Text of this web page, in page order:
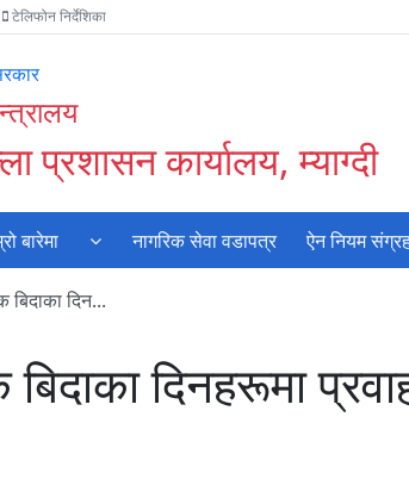
टेलिफोन निर्देशिका
प्रशासन कार्यालय, म्याग्दी
बारेमा नागरिक सेवा वडापत्र ऐन नियम
बिदाका दिन...
बिदाका दिनहरूमा